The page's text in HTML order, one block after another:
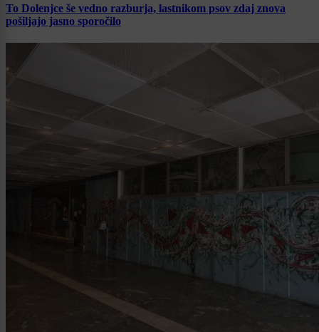
To Dolenjce še vedno razburja, lastnikom psov zdaj znova
pošiljajo jasno sporočilo